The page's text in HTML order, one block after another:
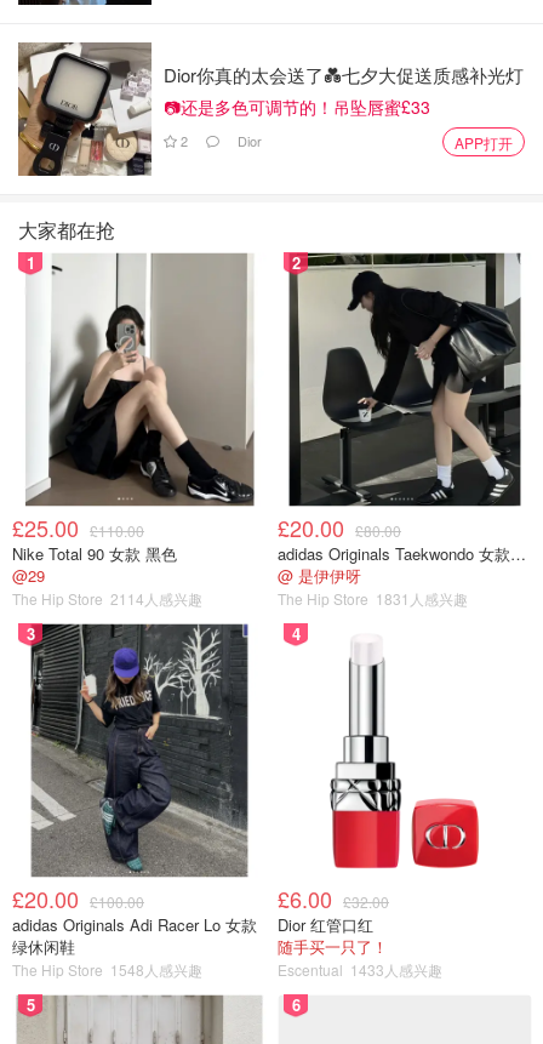
沃特利起诉布莱克本性侵，并起诉哈登玩忽职守。
抵达俱乐部后，沃特利的一位朋友在大约凌晨3:30左右发现
哈登和他的团队在VIP区。不久，同一位朋友又得知，哈登
家中将举行一场派对。
沃特利随后称，她和两名朋友一同乘坐Uber，起初并不知
道目的地就是哈登的住所。
诉状描述：“入口处至少有一名保安，负责核对访客身份，
并要求客人将手机留在车内。” 沃特利女士则感到为难，因
为她是乘坐Uber抵达，自然无法将手机留在车中。
诉状称，该保安在检查沃特利和她朋友的身份后，指示她们
进入哈登住所内的“工作室”区域。据称，这名保安当时还携
带着枪支。
昏迷中惊醒：受害者自述的噩梦瞬间
沃特利称，在凌晨时分，布莱克本接近她们三人。她当时并
不知道他是哈登的侄子。布莱克本自我介绍后，递给她们一
瓶酒。沃特利回忆，她们每人只抿了一小口，此后她的记忆
就变得模糊不清。她还记得工作室里沙发上躺着另一名熟睡
的女性。
Dior你真的太会送了💑七夕大促送质感补光灯
📷还是多色可调节的！吊坠唇蜜£33
2 Dior APP打开
大家都在抢
1
£25.00 £110.00
Nike Total 90 女款 黑色
@29
The Hip Store 2114人感兴趣
2
£20.00 £80.00
adidas Originals Taekwondo 女款黑色运动鞋
@ 是伊伊呀
The Hip Store 1831人感兴趣
3
£20.00 £100.00
adidas Originals Adi Racer Lo 女款
绿休闲鞋
The Hip Store 1548人感兴趣
4
£6.00 £32.00
Dior 红管口红
随手买一只了！
Escentual 1433人感兴趣
5 6